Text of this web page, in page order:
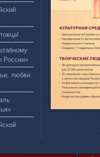
России»
любви